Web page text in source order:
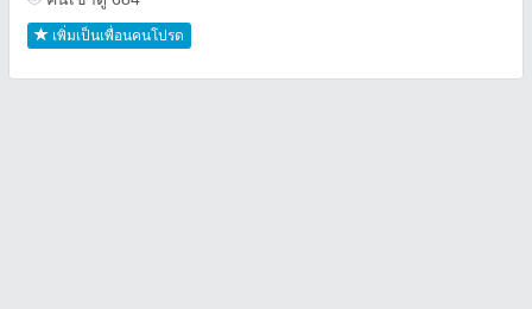
เพิ่มเป็นเพื่อนคนโปรด